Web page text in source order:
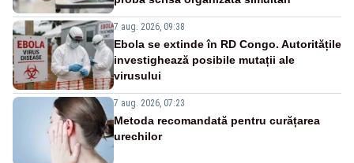
7 aug. 2026, 09:38
Ebola se extinde în RD Congo. Autoritățile
investighează posibile mutații ale
virusului
7 aug. 2026, 07:23
Metoda recomandată pentru curățarea
urechilor